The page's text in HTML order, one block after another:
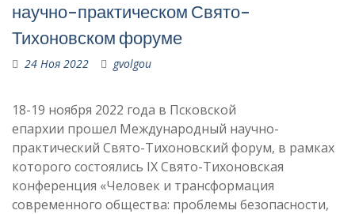
научно-практическом Свято-
Тихоновском форуме
24 Ноя 2022 gvolgou
18-19 ноября 2022 года в Псковской
епархии прошел Международный научно-
практический Свято-Тихоновский форум, в рамках
которого состоялись IX Свято-Тихоновская
конференция «Человек и трансформация
современного общества: проблемы безопасности,